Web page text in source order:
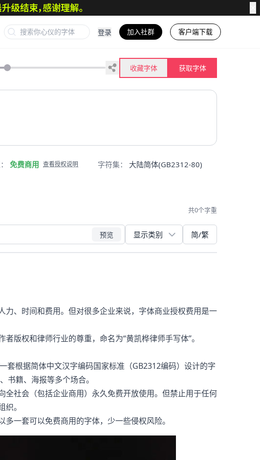
登录 加入社群 客户端下载
收藏字体 获取字体
免费商用 查看授权说明 字符集： 大陆简体(GB2312-80)
共0个字重
预览 简/繁
、时间和费用。但对很多企业来说，字体商业授权费用是一
版权和律师行业的尊重，命名为“黄凯桦律师手写体”。
套根据简体中文汉字编码国家标准（GB2312编码）设计的字
书籍、海报等多个场合。
社会（包括企业商用）永久免费开放使用。但禁止用于任何
。
一套可以免费商用的字体，少一些侵权风险。